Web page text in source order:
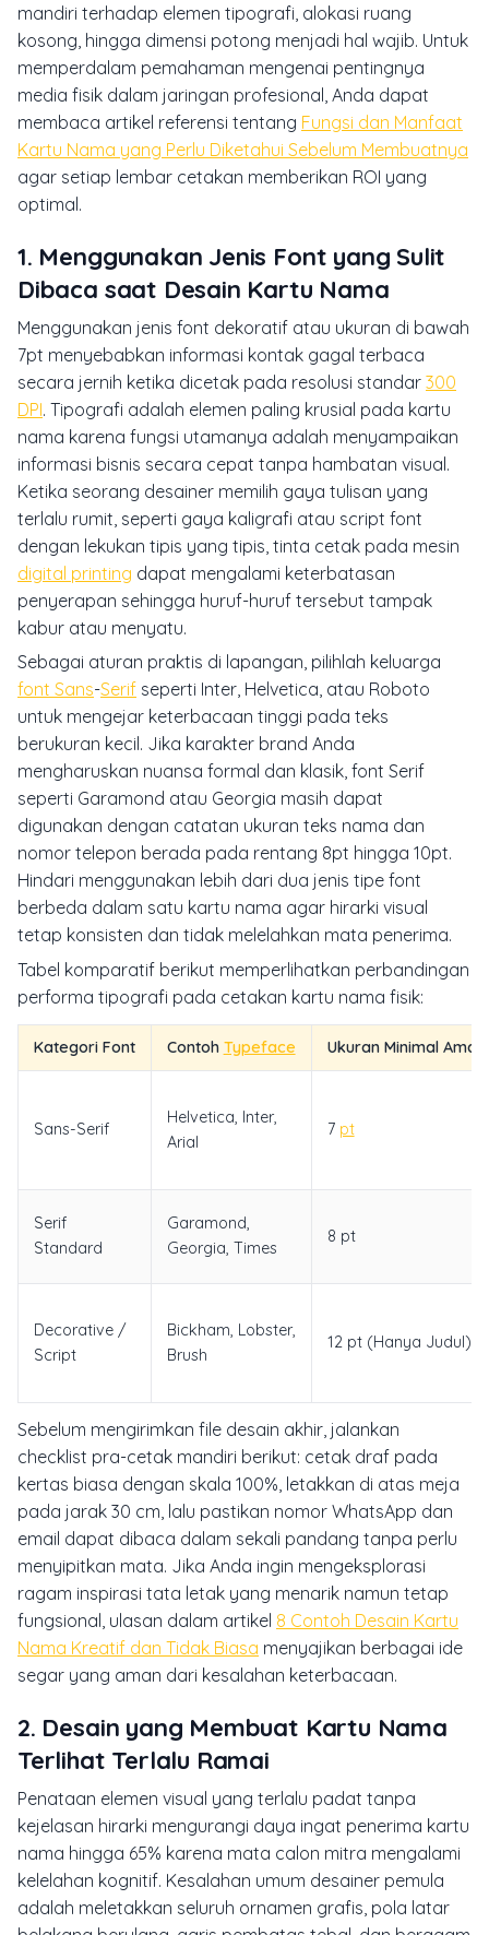
mandiri terhadap elemen tipografi, alokasi ruang
kosong, hingga dimensi potong menjadi hal wajib. Untuk
memperdalam pemahaman mengenai pentingnya
media fisik dalam jaringan profesional, Anda dapat
membaca artikel referensi tentang Fungsi dan Manfaat
Kartu Nama yang Perlu Diketahui Sebelum Membuatnya
agar setiap lembar cetakan memberikan ROI yang
optimal.
1. Menggunakan Jenis Font yang Sulit
Dibaca saat Desain Kartu Nama
Menggunakan jenis font dekoratif atau ukuran di bawah
7pt menyebabkan informasi kontak gagal terbaca
secara jernih ketika dicetak pada resolusi standar 300
DPI. Tipografi adalah elemen paling krusial pada kartu
nama karena fungsi utamanya adalah menyampaikan
informasi bisnis secara cepat tanpa hambatan visual.
Ketika seorang desainer memilih gaya tulisan yang
terlalu rumit, seperti gaya kaligrafi atau script font
dengan lekukan tipis yang tipis, tinta cetak pada mesin
digital printing dapat mengalami keterbatasan
penyerapan sehingga huruf-huruf tersebut tampak
kabur atau menyatu.
Sebagai aturan praktis di lapangan, pilihlah keluarga
font Sans-Serif seperti Inter, Helvetica, atau Roboto
untuk mengejar keterbacaan tinggi pada teks
berukuran kecil. Jika karakter brand Anda
mengharuskan nuansa formal dan klasik, font Serif
seperti Garamond atau Georgia masih dapat
digunakan dengan catatan ukuran teks nama dan
nomor telepon berada pada rentang 8pt hingga 10pt.
Hindari menggunakan lebih dari dua jenis tipe font
berbeda dalam satu kartu nama agar hirarki visual
tetap konsisten dan tidak melelahkan mata penerima.
Tabel komparatif berikut memperlihatkan perbandingan
performa tipografi pada cetakan kartu nama fisik:
Kategori Font Contoh Typeface Ukuran Minimal Aman
Sans-Serif
Helvetica, Inter,
Arial
7 pt
Serif
Standard
Garamond,
Georgia, Times
8 pt
Decorative /
Script
Bickham, Lobster,
Brush
12 pt (Hanya Judul)
Sebelum mengirimkan file desain akhir, jalankan
checklist pra-cetak mandiri berikut: cetak draf pada
kertas biasa dengan skala 100%, letakkan di atas meja
pada jarak 30 cm, lalu pastikan nomor WhatsApp dan
email dapat dibaca dalam sekali pandang tanpa perlu
menyipitkan mata. Jika Anda ingin mengeksplorasi
ragam inspirasi tata letak yang menarik namun tetap
fungsional, ulasan dalam artikel 8 Contoh Desain Kartu
Nama Kreatif dan Tidak Biasa menyajikan berbagai ide
segar yang aman dari kesalahan keterbacaan.
2. Desain yang Membuat Kartu Nama
Terlihat Terlalu Ramai
Penataan elemen visual yang terlalu padat tanpa
kejelasan hirarki mengurangi daya ingat penerima kartu
nama hingga 65% karena mata calon mitra mengalami
kelelahan kognitif. Kesalahan umum desainer pemula
adalah meletakkan seluruh ornamen grafis, pola latar